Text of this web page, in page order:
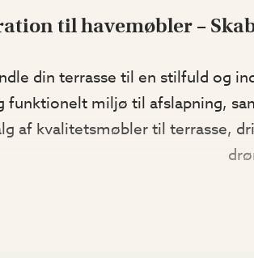
til havemøbler –
din terrasse til en stilfuld og
funktionelt miljø til afslapning,
af kvalitetsmøbler til terrasse,